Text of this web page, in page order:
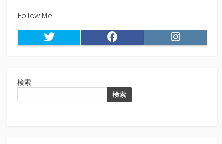
Follow Me
Twitter Facebook Instagram
検索
検索